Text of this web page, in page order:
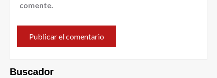
comente.
Buscador